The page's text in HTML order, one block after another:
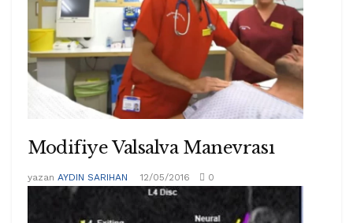
Modifiye Valsalva Manevrası
yazan AYDIN SARIHAN 12/05/2016 0